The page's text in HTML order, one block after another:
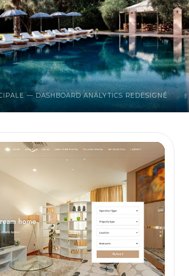
— DASHBOARD ANALYTICS REDESIGNÉ